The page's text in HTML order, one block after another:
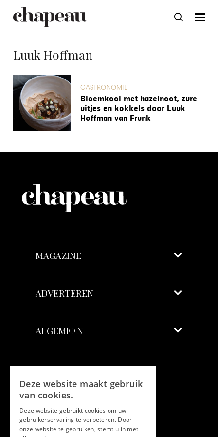
Luuk Hoffman
GASTRONOMIE
Bloemkool met hazelnoot, zure
uitjes en kokkels door Luuk
Hoffman van Frunk
MAGAZINE
ADVERTEREN
ALGEMEEN
Facebook
Twitter
Deze website maakt gebruik
van cookies.
Deze website gebruikt cookies om uw
gebruikerservaring te verbeteren. Door
onze website te gebruiken, stemt u in met